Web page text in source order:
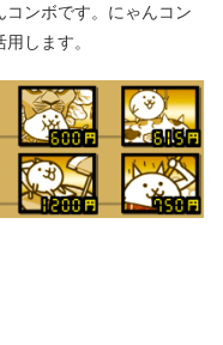
ンボです。にゃんコン
します。